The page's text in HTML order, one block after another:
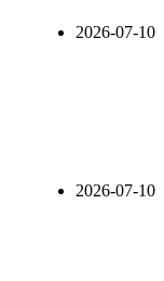
2026-07-10
2026-07-10